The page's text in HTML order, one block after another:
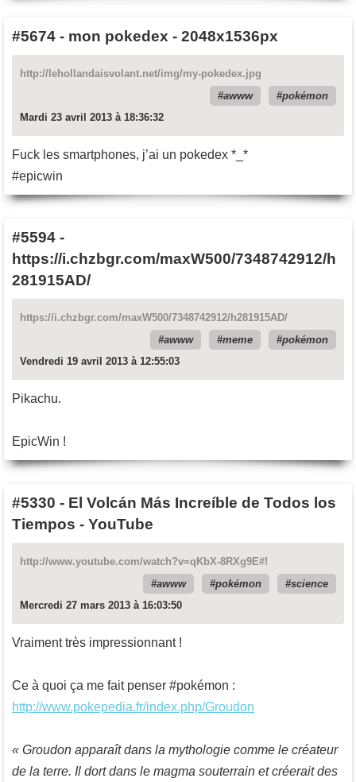
#5674 - mon pokedex - 2048x1536px
http://lehollandaisvolant.net/img/my-pokedex.jpg
awww
pokémon
Mardi 23 avril 2013 à 18:36:32
Fuck les smartphones, j’ai un pokedex *_*
#epicwin
#5594 -
https://i.chzbgr.com/maxW500/7348742912/h
281915AD/
https://i.chzbgr.com/maxW500/7348742912/h281915AD/
awww
meme
pokémon
Vendredi 19 avril 2013 à 12:55:03
Pikachu.
EpicWin !
#5330 - El Volcán Más Increíble de Todos los
Tiempos - YouTube
http://www.youtube.com/watch?v=qKbX-8RXg9E#!
awww
pokémon
science
Mercredi 27 mars 2013 à 16:03:50
Vraiment très impressionnant !
Ce à quoi ça me fait penser #pokémon :
http://www.pokepedia.fr/index.php/Groudon
« Groudon apparaît dans la mythologie comme le créateur
de la terre. Il dort dans le magma souterrain et créerait des